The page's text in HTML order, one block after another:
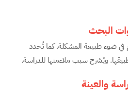
في ضوء طبيعة المشكلة. كما تُحدد
ويُشرح سبب ملاءمتها للدراسة.